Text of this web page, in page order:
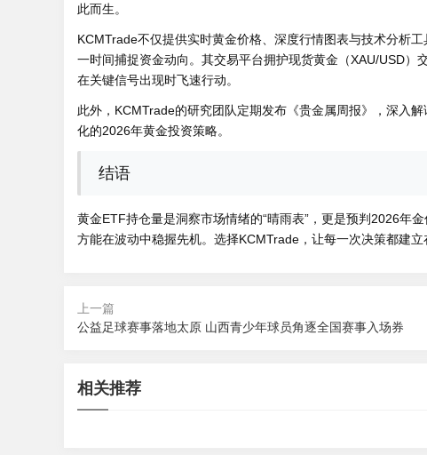
此而生。
KCMTrade不仅提供实时黄金价格、深度行情图表与技术分析
一时间捕捉资金动向。其交易平台拥护现货黄金（XAU/USD
在关键信号出现时飞速行动。
此外，KCMTrade的研究团队定期发布《贵金属周报》，深入
化的2026年黄金投资策略。
结语
黄金ETF持仓量是洞察市场情绪的“晴雨表”，更是预判2026年
方能在波动中稳握先机。选择KCMTrade，让每一次决策都建
上一篇
公益足球赛事落地太原 山西青少年球员角逐全国赛事入场券
相关推荐
公益足球赛事落地太原 山西青少年球员
角逐全国赛事入场券
沃什讲话与非农数据，能否带动金价迎
来新一轮趋势行情？